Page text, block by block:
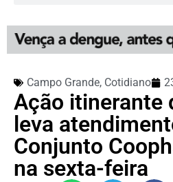
Campo Grande, Cotidiano
Ação itinerante
leva
Conjunto
na sexta-feira